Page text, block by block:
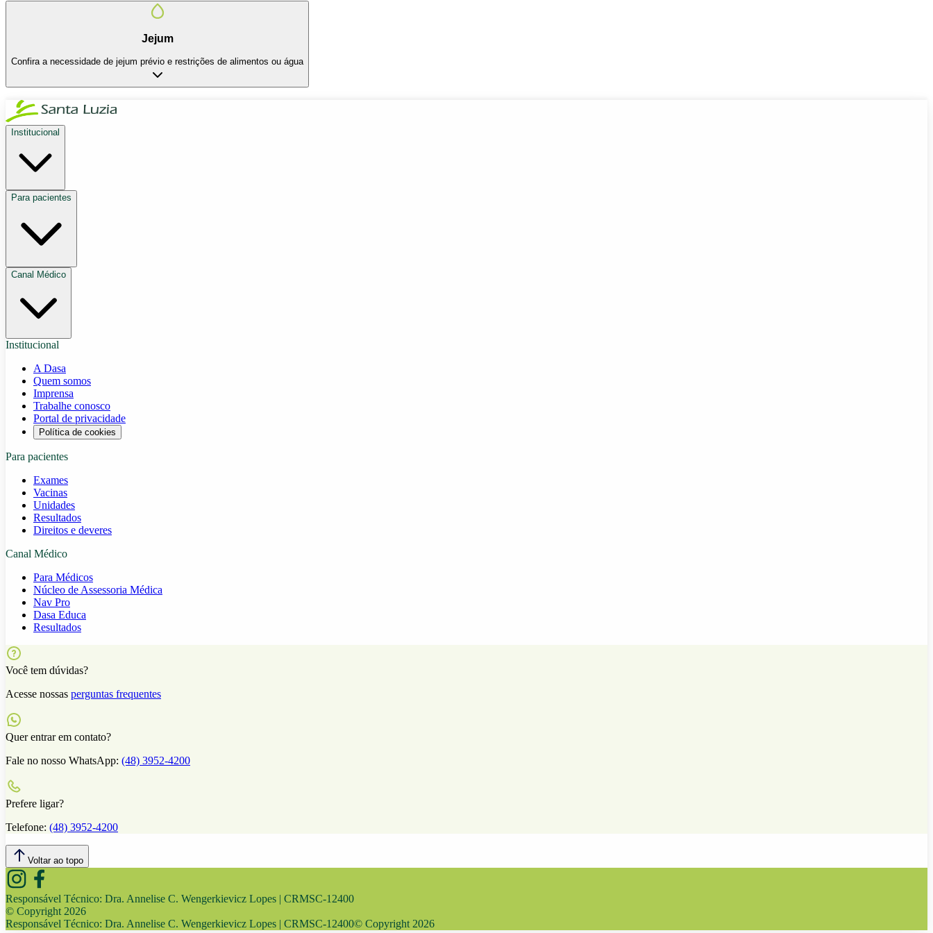
Jejum
Confira a necessidade de jejum prévio e restrições de alimentos ou água
Institucional
Para pacientes
Canal Médico
Institucional
A Dasa
Quem somos
Imprensa
Trabalhe conosco
Portal de privacidade
Política de cookies
Para pacientes
Exames
Vacinas
Unidades
Resultados
Direitos e deveres
Canal Médico
Para Médicos
Núcleo de Assessoria Médica
Nav Pro
Dasa Educa
Resultados
Você tem dúvidas?
Acesse nossas perguntas frequentes
Quer entrar em contato?
Fale no nosso WhatsApp: (48) 3952-4200
Prefere ligar?
Telefone: (48) 3952-4200
Voltar ao topo
Responsável Técnico: Dra. Annelise C. Wengerkievicz Lopes | CRMSC-12400
© Copyright 2026
Responsável Técnico: Dra. Annelise C. Wengerkievicz Lopes | CRMSC-12400© Copyright 2026